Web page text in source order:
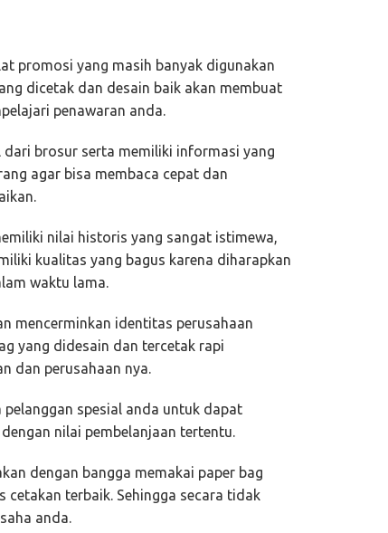
promosi yang masih banyak digunakan
dicetak dan desain baik akan membuat
penawaran anda.
brosur serta memiliki informasi yang
agar bisa membaca cepat dan
nilai historis yang sangat istimewa,
kualitas yang bagus karena diharapkan
waktu lama.
mencerminkan identitas perusahaan
yang didesain dan tercetak rapi
dan perusahaan nya.
spesial anda untuk dapat
nilai pembelanjaan tertentu.
dengan bangga memakai paper bag
cetakan terbaik. Sehingga secara tidak
anda.